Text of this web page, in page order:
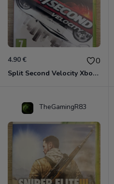
4.90 € 0
Split Second Velocity Xbox 360
TheGamingR83